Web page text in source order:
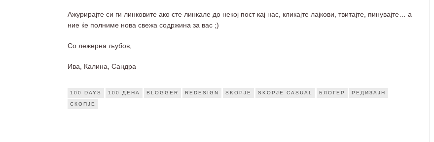
Ажурирајте си ги линковите ако сте линкале до некој пост кај нас, кликајте лајкови, твитајте, пинувајте… а
ние ќе полниме нова свежа содржина за вас ;)
Со лежерна љубов,
Ива, Калина, Сандра
100 DAYS 100 ДЕНА BLOGGER REDESIGN SKOPJE SKOPJE CASUAL БЛОГЕР РЕДИЗАЈН
СКОПЈЕ